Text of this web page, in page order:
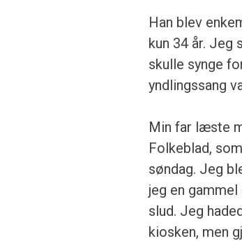
Han blev
kun 34 år. Jeg
skulle synge
yndlingssang
Min far læste
Folkeblad,
søndag. Jeg
jeg en
slud. Jeg
kiosken, men